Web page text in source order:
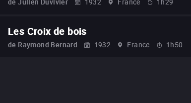
Les Croix de bois
de Raymond Bernard 1932 France 1h50